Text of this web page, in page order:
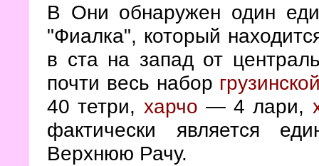
В Они обнаружен один
"Фиалка", который
в ста на запад от
почти весь набор
40 тетри, харчо — 4 лари,
фактически является
Верхнюю Рачу.